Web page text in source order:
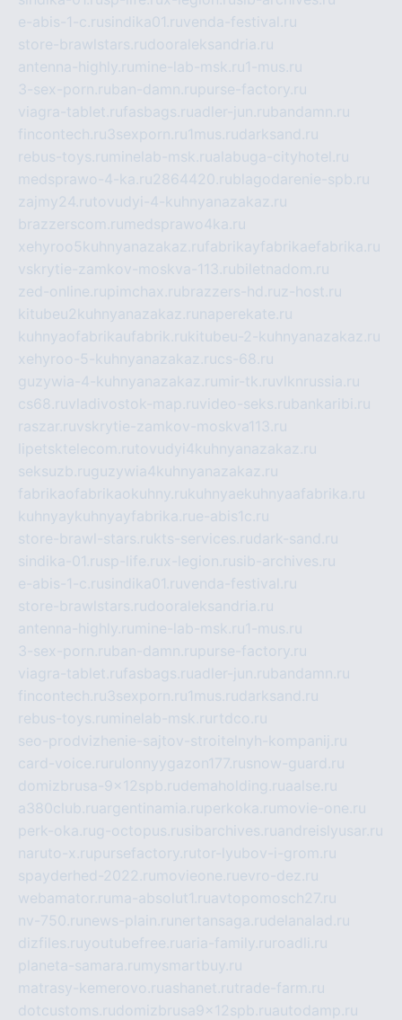
e-abis-1-c.rusindika01.ruvenda-festival.ru
store-brawlstars.rudooraleksandria.ru
antenna-highly.ru mine-lab-msk.ru1-mus.ru
3-sex-porn.ruban-damn.rupurse-factory.ru
viagra-tablet.rufasbags.ruadler-jun.rubandamn.ru
fincontech.ru3sexporn.ru1mus.rudarksand.ru
rebus-toys.ru minelab-msk.rualabuga-cityhotel.ru
medsprawo-4-ka.ru2864420.rublagodarenie-spb.ru
zajmy24.rutovudyi-4-kuhnyanazakaz.ru
brazzerscom.ru medsprawo4ka.ru
xehyroo5kuhnyanazakaz.rufabrikayfabrikaefabrika.ru
vskrytie-zamkov-moskva-113.rubiletnadom.ru
zed-online.rupimchax.rubrazzers-hd.ruz-host.ru
kitubeu2kuhnyanazakaz.ru naperekate.ru
kuhnyaofabrikaufabrik.rukitubeu-2-kuhnyanazakaz.ru
xehyroo-5-kuhnyanazakaz.rucs-68.ru
guzywia-4-kuhnyanazakaz.ru mir-tk.ruvlknrussia.ru
cs68.ruvladivostok-map.ruvideo-seks.rubankaribi.ru
raszar.ruvskrytie-zamkov-moskva113.ru
lipetsktelecom.rutovudyi4kuhnyanazakaz.ru
seksuzb.ruguzywia4kuhnyanazakaz.ru
fabrikaofabrikaokuhny.rukuhnyaekuhnyaafabrika.ru
kuhnyaykuhnyayfabrika.rue-abis1c.ru
store-brawl-stars.rukts-services.rudark-sand.ru
sindika-01.rusp-life.rux-legion.rusib-archives.ru
e-abis-1-c.rusindika01.ruvenda-festival.ru
store-brawlstars.rudooraleksandria.ru
antenna-highly.ru mine-lab-msk.ru1-mus.ru
3-sex-porn.ruban-damn.rupurse-factory.ru
viagra-tablet.rufasbags.ruadler-jun.rubandamn.ru
fincontech.ru3sexporn.ru1mus.rudarksand.ru
rebus-toys.ru minelab-msk.ru rtdco.ru
seo-prodvizhenie-sajtov-stroitelnyh-kompanij.ru
card-voice.ru rulonnyygazon177.rusnow-guard.ru
domizbrusa-9x12spb.rudemaholding.ruaalse.ru
a380club.ruargentinamia.ruperkoka.ru movie-one.ru
perk-oka.rug-octopus.rusibarchives.ruandreislyusar.ru
naruto-x.rupursefactory.rutor-lyubov-i-grom.ru
spayderhed-2022.ru movieone.ruevro-dez.ru
webamator.ru ma-absolut1.ruavtopomosch27.ru
nv-750.ru news-plain.ru nertansaga.rudelanalad.ru
dizfiles.ruyoutubefree.ruaria-family.ru roadli.ru
planeta-samara.ru mysmartbuy.ru
matrasy-kemerovo.ruashanet.rutrade-farm.ru
dotcustoms.rudomizbrusa9x12spb.ruautodamp.ru